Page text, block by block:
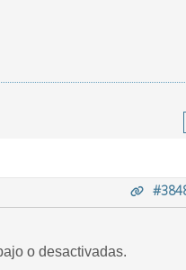
o desactivadas.